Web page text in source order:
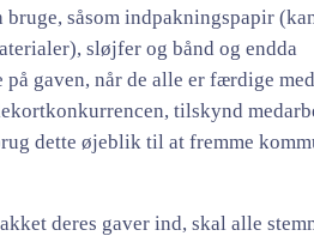
bruge, såsom indpakningspapir
sløjfer og bånd og endda
gaven, når de alle er færdige
tilskynd
dette øjeblik til at fremme
deres gaver ind, skal alle